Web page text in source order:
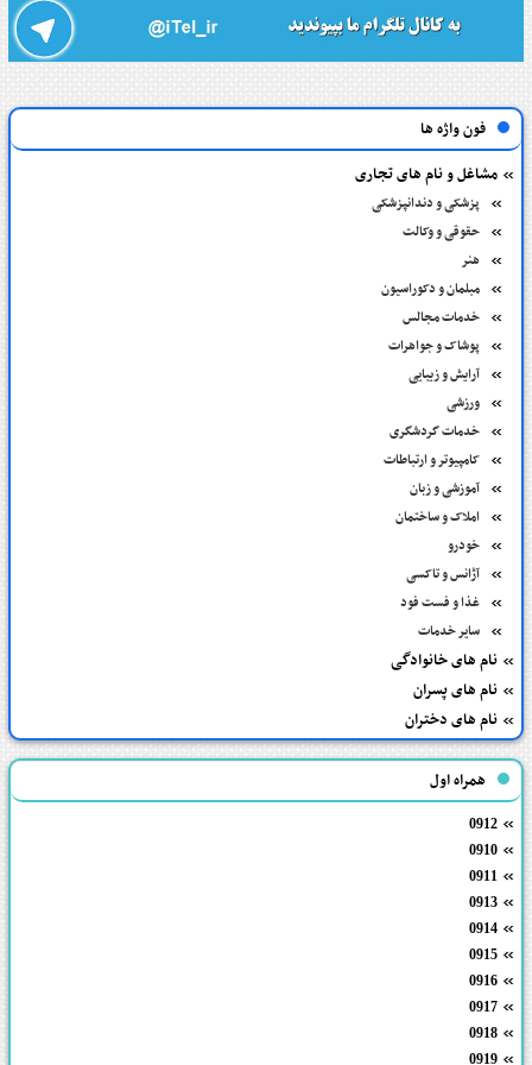
فون واژه ها
مشاغل و نام های تجاری
پزشکی و دندانپزشکی
حقوقی و وکالت
هنر
مبلمان و دکوراسیون
خدمات مجالس
پوشاک و جواهرات
آرایش و زیبایی
ورزشی
خدمات گردشگری
کامپیوتر و ارتباطات
آموزشی و زبان
املاک و ساختمان
خودرو
آژانس و تاکسی
غذا و فست فود
سایر خدمات
نام های خانوادگی
نام های پسران
نام های دختران
همراه اول
0912
0910
0911
0913
0914
0915
0916
0917
0918
0919